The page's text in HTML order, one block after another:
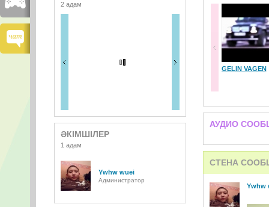
2 адам
ӘКІМШІЛЕР
1 адам
Ywhw wuei
Администратор
GELIN VAGEN
АУДИО
СТЕНА
Ywhw